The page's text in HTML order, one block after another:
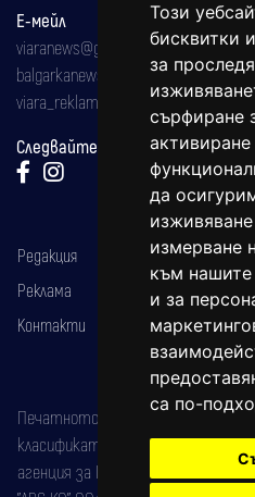
Този
бисквитки
за
сърфиране
да
измерване
към нашите
и за
са по-
Е-мейл
viaranews@gmail.com
balgarkanews@gmail.com
viara_reklama@mail.bg
Следвайте ни:
Редакция
Реклама
Контакти
Печатното издание на вестника
класификатор на печатните
агенция за ISSN) под номер: ISSN